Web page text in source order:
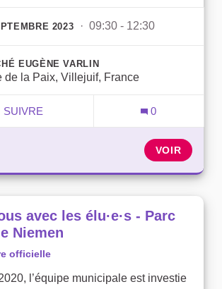
2023 · 09:30 - 12:30
EUGÈNE VARLIN
de la Paix, Villejuif, France
2 ABONNÉS
SUIVRE
0
VOIR
avec les élu·e·s - Parc
Niemen
officielle
l’équipe municipale est investie